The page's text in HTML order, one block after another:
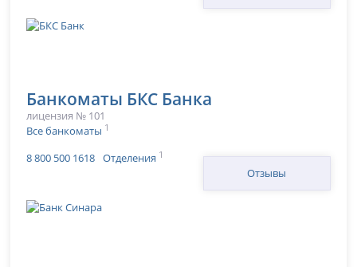
Банкоматы БКС Банка
лицензия № 101
Все банкоматы 1
8 800 500 1618 Отделения 1
Отзывы